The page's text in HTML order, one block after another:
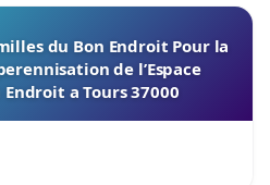
du Bon Endroit Pour la
de l’Espace
a Tours 37000